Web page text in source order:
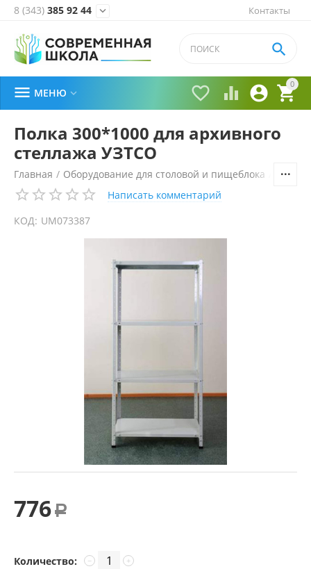
Контакты
8 (343) 385 92 44 
0


 

 МЕНЮ 
Полка 300*1000 для архивного
стеллажа УЗТСО
Главная / Оборудование для столовой и пищеблока
Написать комментарий
КОД: UM073387
776 Р
Количество: +
−